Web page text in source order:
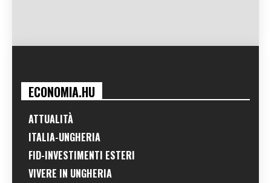
ECONOMIA.HU
ATTUALITÀ
ITALIA-UNGHERIA
FID-INVESTIMENTI ESTERI
VIVERE IN UNGHERIA